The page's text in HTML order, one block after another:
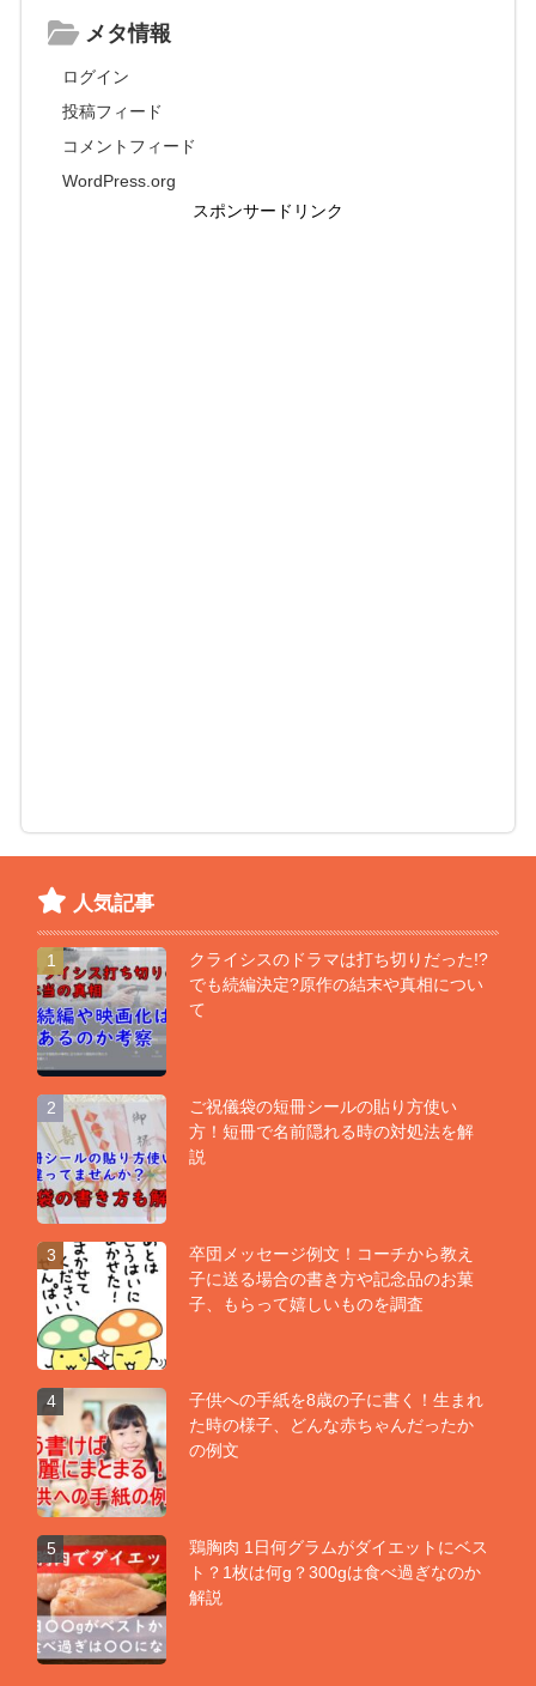
メタ情報
ログイン
投稿フィード
コメントフィード
WordPress.org
スポンサードリンク
人気記事
1
クライシスのドラマは打ち切りだった!?
でも続編決定?原作の結末や真相につい
て
2
ご祝儀袋の短冊シールの貼り方使い
方！短冊で名前隠れる時の対処法を解
説
3
卒団メッセージ例文！コーチから教え
子に送る場合の書き方や記念品のお菓
子、もらって嬉しいものを調査
4
子供への手紙を8歳の子に書く！生まれ
た時の様子、どんな赤ちゃんだったか
の例文
5
鶏胸肉 1日何グラムがダイエットにベス
ト？1枚は何g？300gは食べ過ぎなのか
解説